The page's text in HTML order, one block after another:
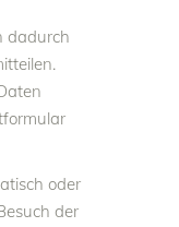
dadurch
oder
der